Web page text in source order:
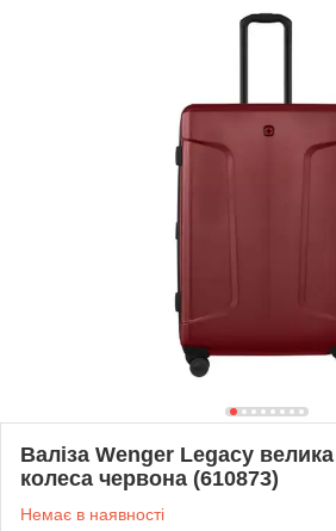
Валіза Wenger Legacy
колеса червона (610873)
Немає в наявності